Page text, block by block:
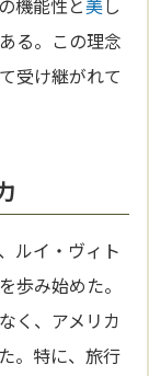
機能性と美し
る。この理念
受け継がれて
ルイ・ヴィト
歩み始めた。
く、アメリカ
。特に、旅行